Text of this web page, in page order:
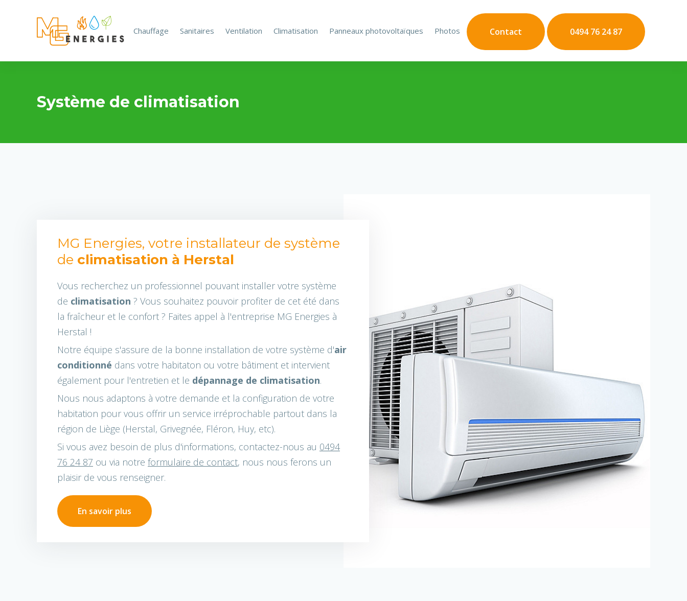
Chauffage Sanitaires Ventilation Climatisation Panneaux photovoltaïques Photos Contact 0494 76 24 87
Système de climatisation
MG Energies, votre installateur de système
de climatisation à Herstal
Vous recherchez un professionnel pouvant installer votre système
de climatisation ? Vous souhaitez pouvoir profiter de cet été dans
la fraîcheur et le confort ? Faites appel à l'entreprise MG Energies à
Herstal !
Notre équipe s'assure de la bonne installation de votre système d'air
conditionné dans votre habitaton ou votre bâtiment et intervient
également pour l'entretien et le dépannage de climatisation.
Nous nous adaptons à votre demande et la configuration de votre
habitation pour vous offrir un service irréprochable partout dans la
région de Liège (Herstal, Grivegnée, Fléron, Huy, etc).
Si vous avez besoin de plus d'informations, contactez-nous au 0494
76 24 87 ou via notre formulaire de contact, nous nous ferons un
plaisir de vous renseigner.
En savoir plus